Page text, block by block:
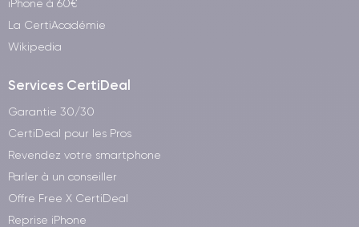
iPhone à 60€
La CertiAcadémie
Wikipedia
Services CertiDeal
Garantie 30/30
CertiDeal pour les Pros
Revendez votre smartphone
Parler à un conseiller
Offre Free X CertiDeal
Reprise iPhone